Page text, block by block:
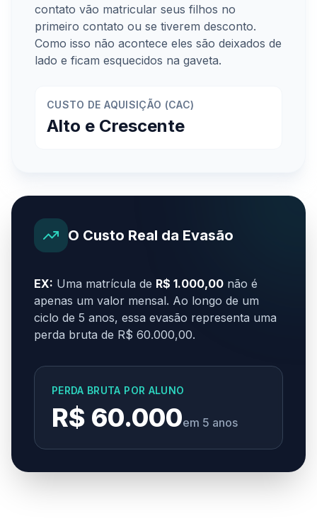
contato vão matricular seus filhos no
primeiro contato ou se tiverem desconto.
Como isso não acontece eles são deixados de
lado e ficam esquecidos na gaveta.
CUSTO DE AQUISIÇÃO (CAC)
Alto e Crescente
O Custo Real da Evasão
EX: Uma matrícula de R$ 1.000,00 não é
apenas um valor mensal. Ao longo de um
ciclo de 5 anos, essa evasão representa uma
perda bruta de R$ 60.000,00.
PERDA BRUTA POR ALUNO
R$ 60.000em 5 anos